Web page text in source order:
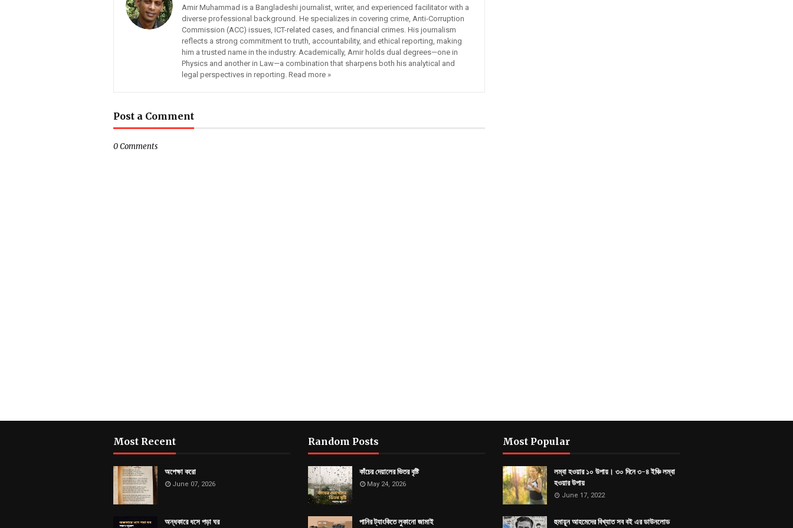
Amir Muhammad is a Bangladeshi journalist, writer, and experienced facilitator with a
diverse professional background. He specializes in covering crime, Anti-Corruption
Commission (ACC) issues, ICT-related cases, and financial crimes. His journalism
reflects a strong commitment to truth, accountability, and ethical reporting, making
him a trusted name in the industry. Academically, Amir holds dual degrees—one in
Physics and another in Law—a combination that sharpens both his analytical and
legal perspectives in reporting. Read more »
Post a Comment
0 Comments
Most Recent
অপেক্ষা করো
June 07, 2026
অন্ধকারে ধসে পড়া ঘর
Random Posts
কাঁচের দেয়ালের ভিতর বৃষ্টি
May 24, 2026
পানির ট্যাংকিতে লুকানো জামাই
Most Popular
লম্বা হওয়ার ১০ উপায়। ৩০ দিনে ৩-৪ ইঞ্চি লম্বা
হওয়ার উপায়
June 17, 2022
হুমায়ূন আহমেদের বিখ্যাত সব বই এর ডাউনলোড